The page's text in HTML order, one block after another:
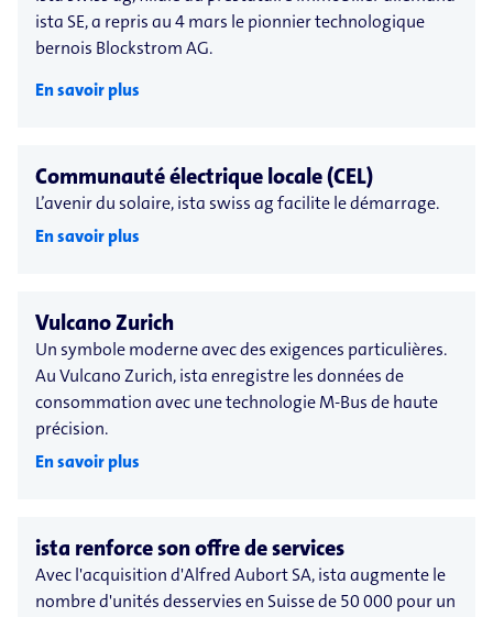
ista SE, a repris au 4 mars le pionnier technologique
bernois Blockstrom AG.
En savoir plus
Communauté électrique locale (CEL)
L’avenir du solaire, ista swiss ag facilite le démarrage.
En savoir plus
Vulcano Zurich
Un symbole moderne avec des exigences particulières.
Au Vulcano Zurich, ista enregistre les données de
consommation avec une technologie M-Bus de haute
précision.
En savoir plus
ista renforce son offre de services
Avec l'acquisition d'Alfred Aubort SA, ista augmente le
nombre d'unités desservies en Suisse de 50 000 pour un